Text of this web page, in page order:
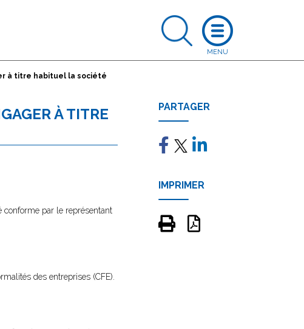
à titre habituel la société
À TITRE
conforme par le représentant
des entreprises (CFE).
PARTAGER
IMPRIMER